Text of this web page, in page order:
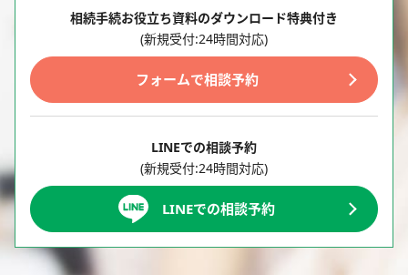
相続手続お役立ち資料のダウンロード特典付き
(新規受付:24時間対応)
フォームで相談予約
LINEでの相談予約
(新規受付:24時間対応)
LINEでの相談予約